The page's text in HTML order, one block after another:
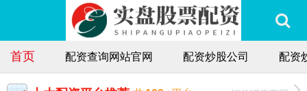
首页 配资查询网站官网 配资炒股公司 配资